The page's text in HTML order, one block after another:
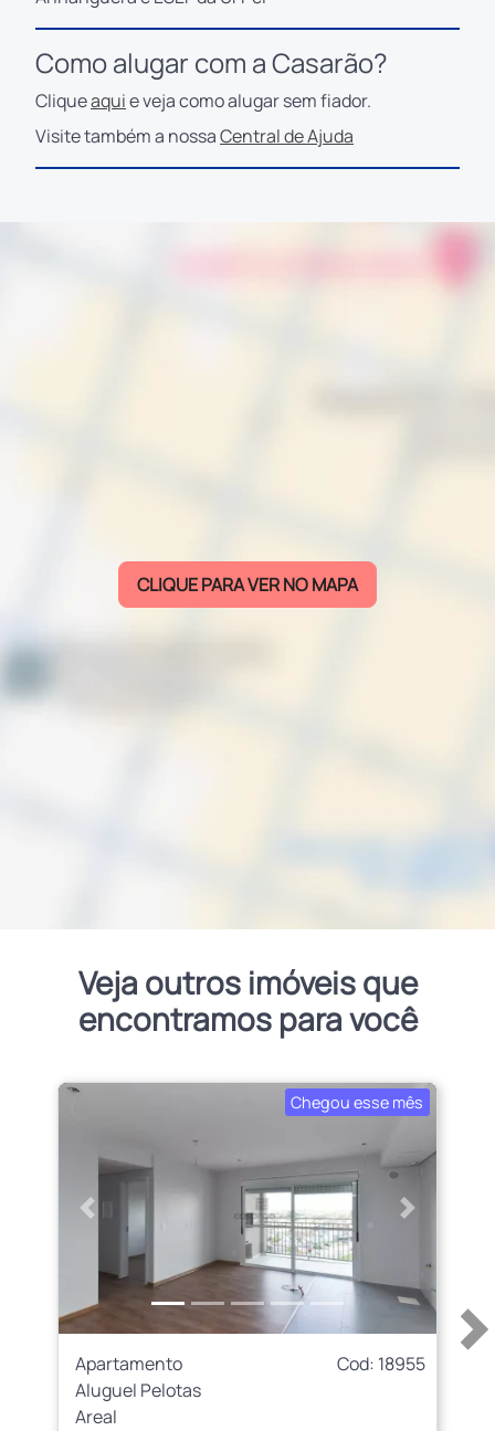
Como alugar com a Casarão?
Cliqueaquie veja como alugar sem fiador.
Visite também a nossaCentral de Ajuda
CLIQUE PARA VER NO MAPA
Veja outros imóveis que
encontramos para você
Chegou esse mês
Anterior Próximo
Apartamento
Cod: 18955
Aluguel Pelotas
Areal